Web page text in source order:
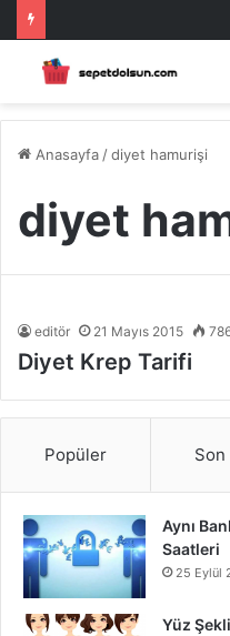
Anasayfa /diyet hamurişi
diyet
editör 21 Mayıs 2015
Diyet Krep Tarifi
Popüler Son
Aynı
Saatleri
25 Eylül
Yüz